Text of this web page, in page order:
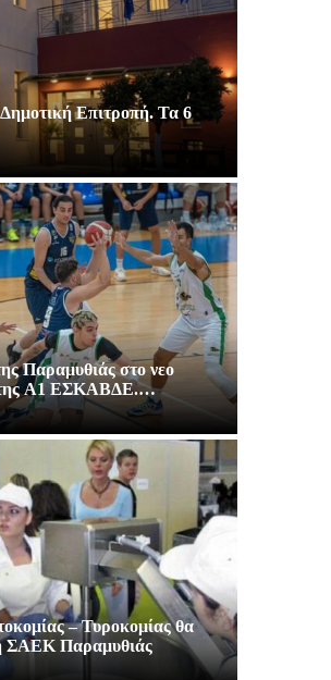
Δημοτική Επιτροπή. Τα 6
Παραμυθιάς στο νεο
A1 ΕΣΚΑΒΔΕ.…
– Τυροκομίας θα
ΣΑΕΚ Παραμυθιάς